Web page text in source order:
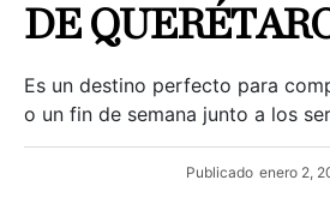
DE
Es un destino perfecto para
o un fin de semana junto a los
Publicado enero 2,